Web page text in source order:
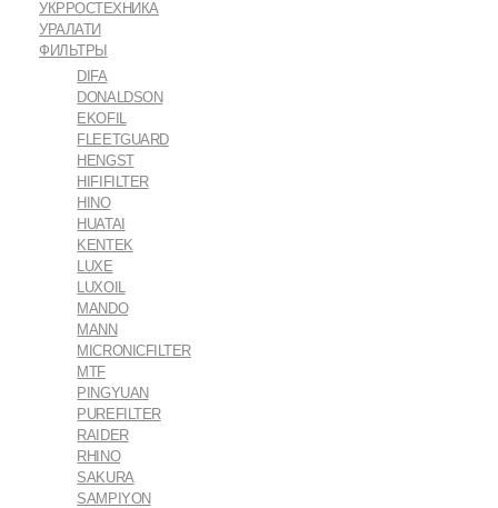
УКРРОСТЕХНИКА
УРАЛАТИ
ФИЛЬТРЫ
DIFA
DONALDSON
EKOFIL
FLEETGUARD
HENGST
HIFIFILTER
HINO
HUATAI
KENTEK
LUXE
LUXOIL
MANDO
MANN
MICRONICFILTER
MTF
PINGYUAN
PUREFILTER
RAIDER
RHINO
SAKURA
SAMPIYON